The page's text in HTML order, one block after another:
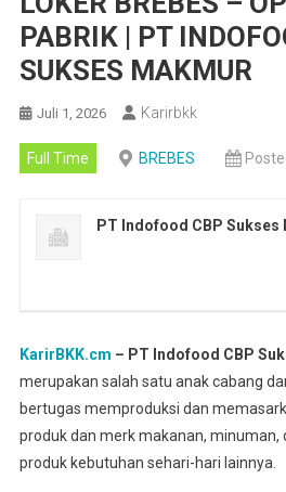
PABRIK | PT
SUKSES MAKMUR
Juli 1, 2026 Karirbkk
Full Time BREBES
PT Indofood CBP
KarirBKK.cm – PT Indofood CBP
merupakan salah satu anak cabang
bertugas memproduksi dan
produk dan merk makanan, minuman,
produk kebutuhan sehari-hari lainnya.